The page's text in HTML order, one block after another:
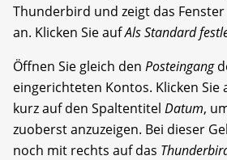
Thunderbird und zeigt das Fenster
an. Klicken Sie aufAls Standard
Öffnen Sie gleich den Posteingang
eingerichteten Kontos. Klicken Sie
kurz auf den Spaltentitel Datum,
zuoberst anzuzeigen. Bei dieser
noch mit rechts auf das